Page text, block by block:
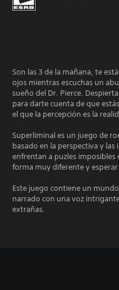
Son las 3 de la mañana, te
ojos mientras escuchas un
sueño del Dr. Pierce.
para darte cuenta de que
el que la percepción es la
Superliminal es un juego de
basado en la perspectiva y
enfrentan a puzles
forma muy diferente y
Este juego contiene un
narrado con una voz
extrañas.